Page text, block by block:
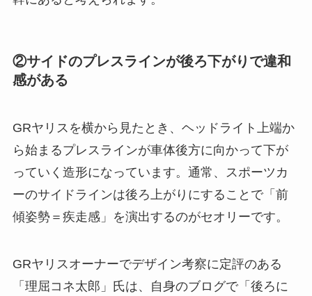
②サイドのプレスラインが後ろ下がりで違和
感がある
GRヤリスを横から見たとき、ヘッドライト上端か
ら始まるプレスラインが車体後方に向かって下が
っていく造形になっています。通常、スポーツカ
ーのサイドラインは後ろ上がりにすることで「前
傾姿勢＝疾走感」を演出するのがセオリーです。
GRヤリスオーナーでデザイン考察に定評のある
「理屈コネ太郎」氏は、自身のブログで「後ろに